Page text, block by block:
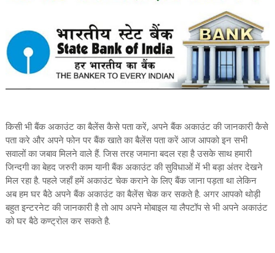
किसी भी बैंक अकाउंट का बैलेंस कैसे पता करें, अपने बैंक अकाउंट की जानकारी कैसे
पता करे और अपने फोन पर बैंक खाते का बैलेंस पता करें आज आपको इन सभी
सवालों का जबाव मिलने वाले हैं. जिस तरह जमाना बदल रहा है उसके साथ हमारी
जिन्दगी का बेहद जरुरी काम यानी बैंक अकाउंट की सुविधाओं में भी बड़ा अंतर देखने
मिल रहा है. पहले जहाँ हमें अकाउंट चेक कराने के लिए बैंक जाना पड़ता था लेकिन
अब हम घर बैठे अपने बैंक अकाउंट का बैलेंस चेक कर सकते है. अगर आपको थोड़ी
बहुत इन्टरनेट की जानकारी है तो आप अपने मोबाइल या लैपटॉप से भी अपने अकाउंट
को घर बैठे कण्ट्रोल कर सकते है.